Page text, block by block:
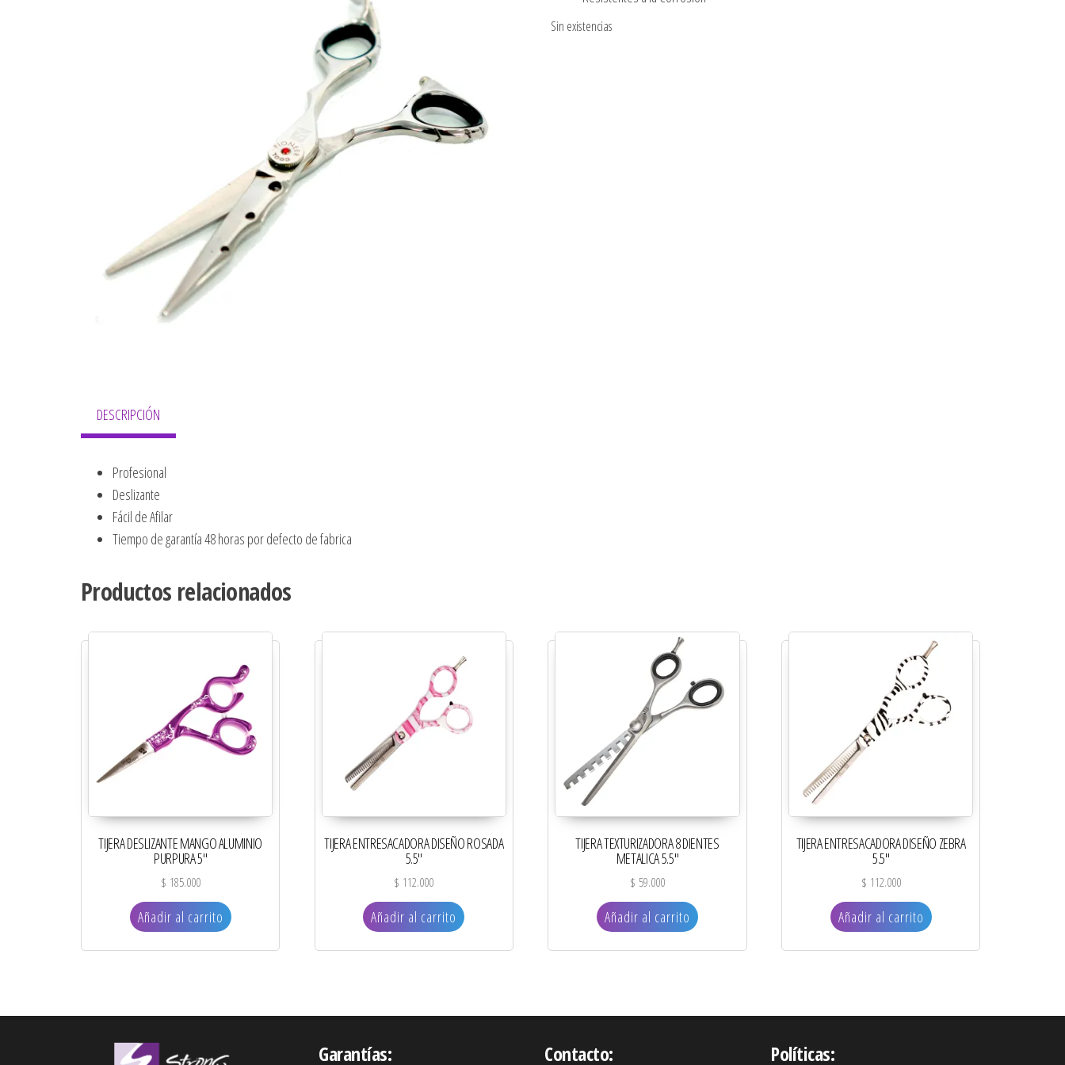
Sin existencias
DESCRIPCIÓN
Profesional
Deslizante
Fácil de Afilar
Tiempo de garantía 48 horas por defecto de fabrica
Productos relacionados
TIJERA DESLIZANTE MANGO ALUMINIO
PURPURA 5″
$ 185.000
Añadir al carrito
TIJERA ENTRESACADORA DISEÑO ROSADA
5.5″
$ 112.000
Añadir al carrito
TIJERA TEXTURIZADORA 8 DIENTES
METALICA 5.5″
$ 59.000
Añadir al carrito
TIJERA ENTRESACADORA DISEÑO ZEBRA
5.5″
$ 112.000
Añadir al carrito
Garantías: Contacto: Políticas: